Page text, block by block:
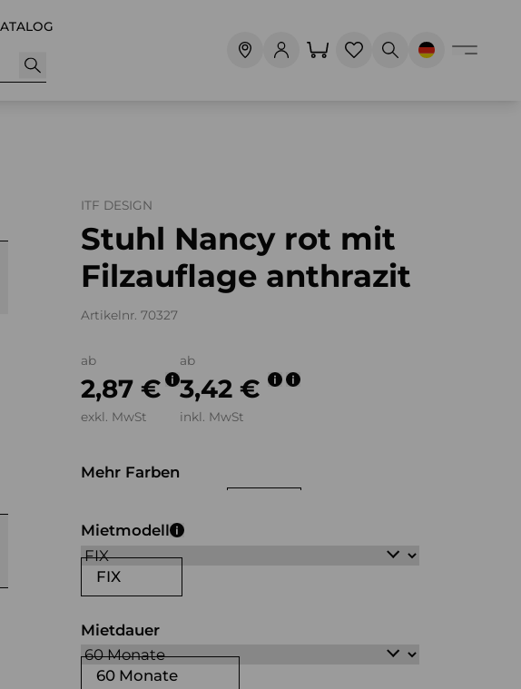
ITF DESIGN
Stuhl Nancy rot mit
Filzauflage anthrazit
Artikelnr. 70327
ab
2,87 €
exkl. MwSt
ab
3,42 €
inkl. MwSt
Mehr Farben
FIX
Mietmodell
60 Monate
Mietdauer